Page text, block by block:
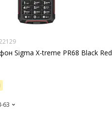
Sigma X-treme PR68 Black Red
63